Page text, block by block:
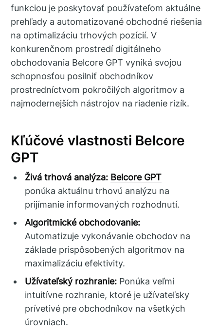
funkciou je poskytovať používateľom aktuálne
prehľady a automatizované obchodné riešenia
na optimalizáciu trhových pozícií. V
konkurenčnom prostredí digitálneho
obchodovania Belcore GPT vyniká svojou
schopnosťou posilniť obchodníkov
prostredníctvom pokročilých algoritmov a
najmodernejších nástrojov na riadenie rizík.
Kľúčové vlastnosti Belcore
GPT
Živá trhová analýza: Belcore GPT
ponúka aktuálnu trhovú analýzu na
prijímanie informovaných rozhodnutí.
Algoritmické obchodovanie:
Automatizuje vykonávanie obchodov na
základe prispôsobených algoritmov na
maximalizáciu efektivity.
Užívateľský rozhranie: Ponúka veľmi
intuitívne rozhranie, ktoré je užívateľsky
prívetivé pre obchodníkov na všetkých
úrovniach.